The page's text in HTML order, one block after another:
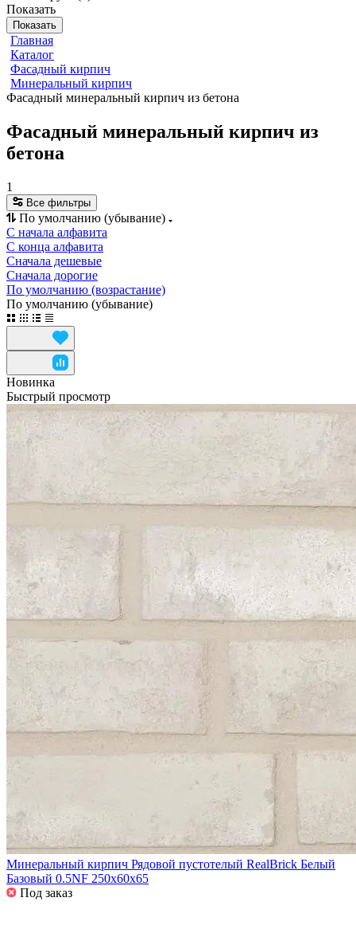
Показать
Показать
Главная
Каталог
Фасадный кирпич
Минеральный кирпич
Фасадный минеральный кирпич из бетона
Фасадный минеральный кирпич из
бетона
1
Все фильтры
По умолчанию (убывание)
С начала алфавита
С конца алфавита
Сначала дешевые
Сначала дорогие
По умолчанию (возрастание)
По умолчанию (убывание)
Новинка
Быстрый просмотр
Минеральный кирпич Рядовой пустотелый RealBrick Белый
Базовый 0.5NF 250х60х65
Под заказ